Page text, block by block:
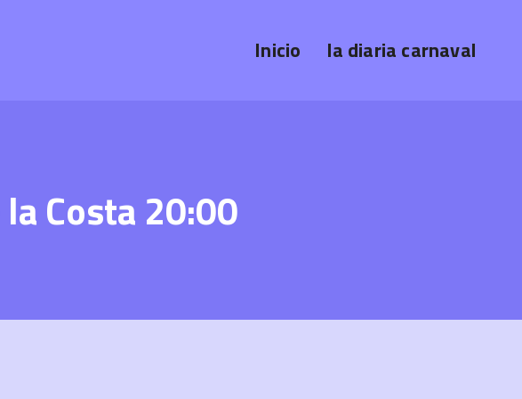
Inicio la diaria carnaval
Costa 20:00